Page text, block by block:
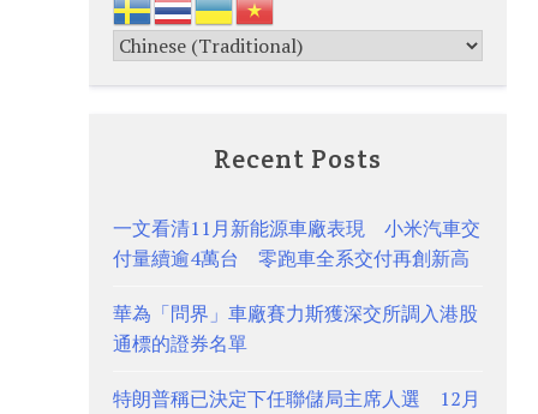
Recent Posts
一文看清11月新能源車廠表現 小米汽車交
付量續逾4萬台 零跑車全系交付再創新高
華為「問界」車廠賽力斯獲深交所調入港股
通標的證券名單
特朗普稱已決定下任聯儲局主席人選 12月